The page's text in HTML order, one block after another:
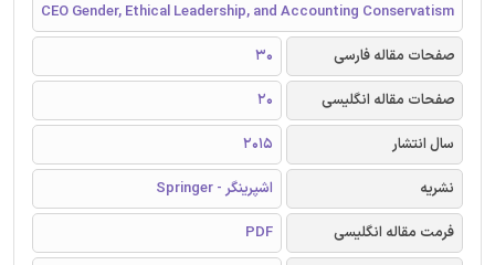
CEO Gender, Ethical Leadership, and Accounting Conservatism
صفحات مقاله فارسی
30
صفحات مقاله انگلیسی
20
سال انتشار
2015
نشریه
اشپرینگر - Springer
فرمت مقاله انگلیسی
PDF